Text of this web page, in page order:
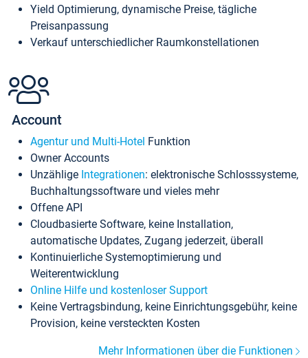
Yield Optimierung, dynamische Preise, tägliche
Preisanpassung
Verkauf unterschiedlicher Raumkonstellationen
Account
Agentur und Multi-Hotel Funktion
Owner Accounts
Unzählige Integrationen: elektronische Schlosssysteme,
Buchhaltungssoftware und vieles mehr
Offene API
Cloudbasierte Software, keine Installation,
automatische Updates, Zugang jederzeit, überall
Kontinuierliche Systemoptimierung und
Weiterentwicklung
Online Hilfe und kostenloser Support
Keine Vertragsbindung, keine Einrichtungsgebühr, keine
Provision, keine versteckten Kosten
Mehr Informationen über die Funktionen